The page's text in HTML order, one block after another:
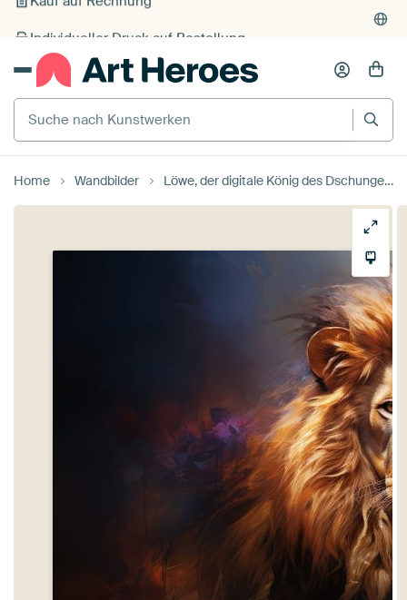
Suche nach Kunstwerken
Home Wandbilder Löwe, der digitale König des Dschungels von Digitale Schilderijen